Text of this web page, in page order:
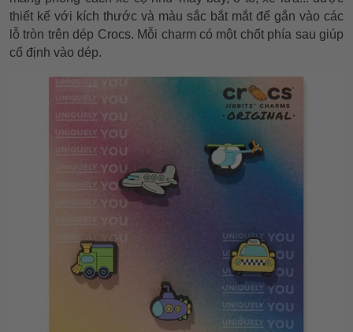
thiết kế với kích thước và màu sắc bắt mắt để gắn vào các
lỗ tròn trên dép Crocs. Mỗi charm có một chốt phía sau giúp
cố định vào dép.